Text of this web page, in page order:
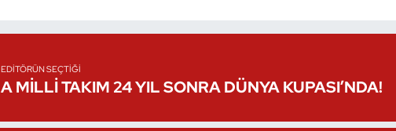
EDITÖRÜN SEÇTIĞI
A MİLLİ TAKIM 24 YIL SONRA DÜNYA KUPASI’NDA!